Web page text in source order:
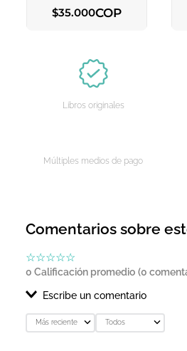
$35.000COP
Libros originales
Múltiples medios de pago
Comentarios sobre
☆☆☆☆☆
0 Calificación promedio (0
Escribe un comentario
Más reciente Todos